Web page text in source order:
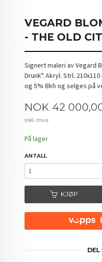
VEGARD
- THE OLD
Signert maleri av Vegard
Drunk". Akryl. Strl.
og 5% Bkh og selges på
Pris
NOK 42
inkl. mva.
På lager
ANTALL
KJØP
DEL